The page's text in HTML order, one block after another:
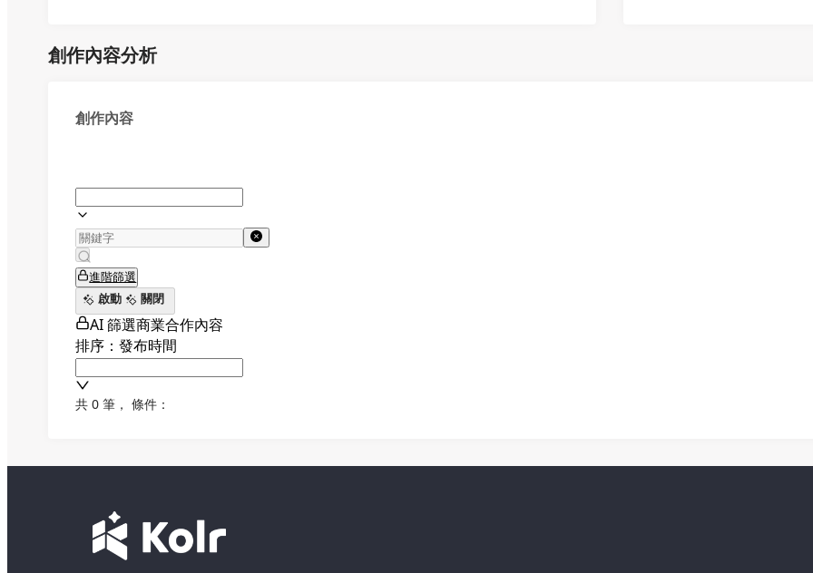
創作內容分析
創作內容
進階篩選
啟動
關閉
AI 篩選商業合作內容
排序：發布時間
共 0 筆 ， 條件：